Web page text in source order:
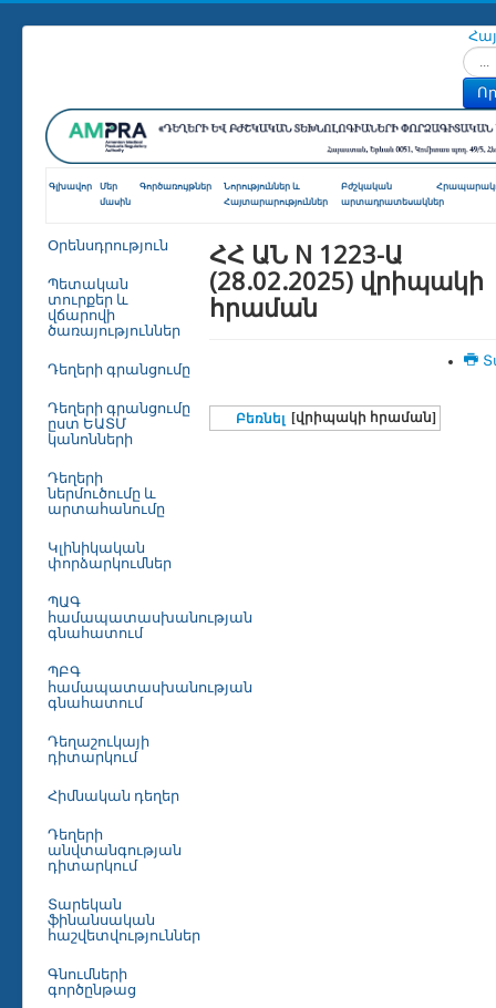
Գլխավոր
Մեր
մասին
Գործառույթներ
Նորություններ և
Հայտարարություններ
Բժշկական
արտադրատեսակներ
Օրենսդրություն
Պետական
տուրքեր և
վճարովի
ծառայություններ
Դեղերի գրանցումը
Դեղերի գրանցումը
ըստ ԵԱՏՄ
կանոնների
Դեղերի
ներմուծումը և
արտահանումը
Կլինիկական
փորձարկումներ
ՊԱԳ
համապատասխանության
գնահատում
ՊԲԳ
համապատասխանության
գնահատում
Դեղաշուկայի
դիտարկում
Հիմնական դեղեր
Դեղերի
անվտանգության
դիտարկում
Տարեկան
ֆինանսական
հաշվետվություններ
Գնումների
գործընթաց
ՀՀ ԱՆ N 1223-Ա
(28.02.2025) վրիպակի
հրաման
Բեռնել [վրիպակի հրաման]